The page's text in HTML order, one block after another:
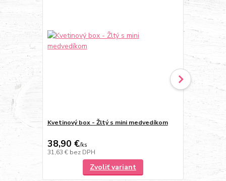
Kvetinový box - Žltý s mini medvedíkom
38,90 €/ks
31,63 € bez DPH
Zvoliť variant
Kytica
50,70 €
50,70 € bez